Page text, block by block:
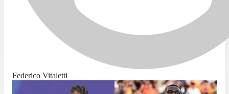
Federico Vitaletti